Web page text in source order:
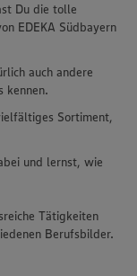
Du die tolle
EDEKA Südbayern
auch andere
kennen.
Sortiment,
und lernst, wie
Tätigkeiten
Berufsbilder.